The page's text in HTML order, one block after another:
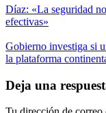
Díaz: «La seguridad
efectivas»
Gobierno investiga si
la plataforma
Deja una